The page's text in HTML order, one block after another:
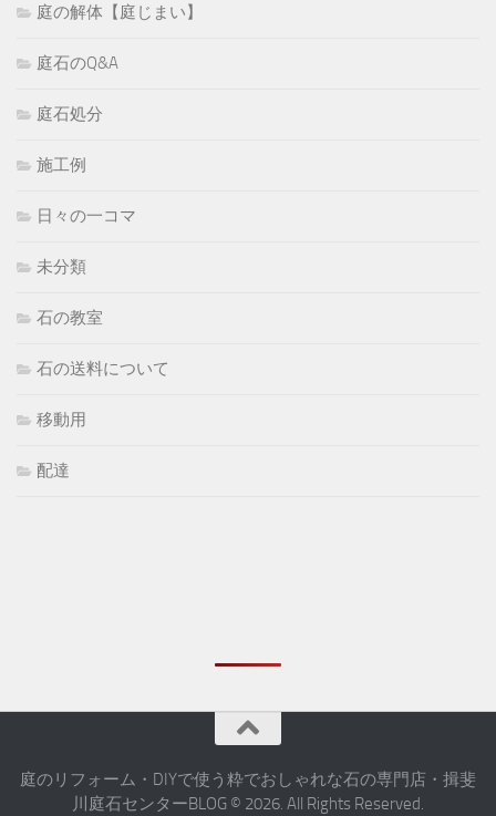
庭の解体【庭じまい】
庭石のQ&A
庭石処分
施工例
日々の一コマ
未分類
石の教室
石の送料について
移動用
配達
庭のリフォーム・DIYで使う粋でおしゃれな石の専門店・揖斐
川庭石センターBLOG © 2026. All Rights Reserved.